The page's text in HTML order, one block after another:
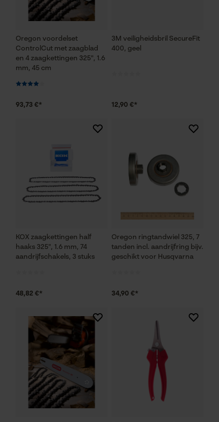
Oregon voordelset
ControlCut met zaagblad
en 4 zaagkettingen 325", 1.6
mm, 45 cm
93,73 €*
3M veiligheidsbril SecureFit
400, geel
12,90 €*
KOX zaagkettingen half
haaks 325", 1.6 mm, 74
aandrijfschakels, 3 stuks
48,82 €*
Oregon ringtandwiel 325, 7
tanden incl. aandrijfring bijv.
geschikt voor Husqvarna
34,90 €*